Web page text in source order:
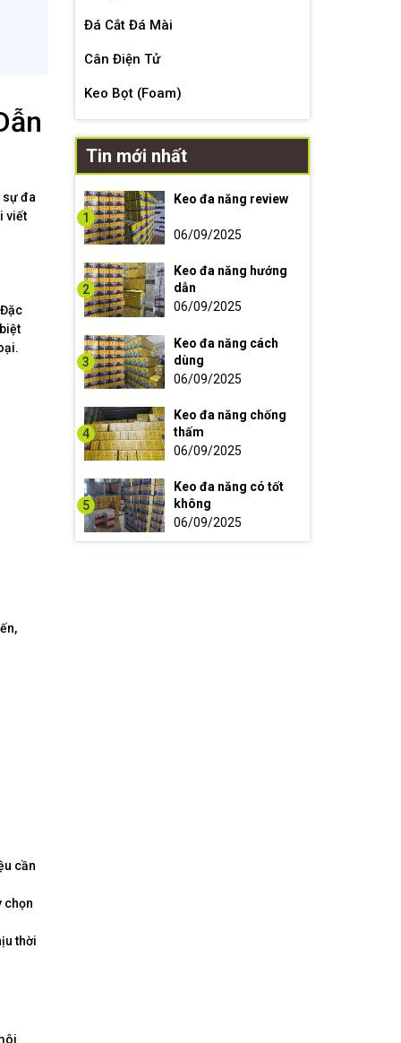
sự đa
viết
cần
chọn
thời
Đá Cắt Đá Mài
Cân Điện Tử
Keo Bọt (Foam)
Tin mới nhất
1
Keo đa năng review
06/09/2025
2
Keo đa năng hướng
dẫn
06/09/2025
3
Keo đa năng cách
dùng
06/09/2025
4
Keo đa năng chống
thấm
06/09/2025
5
Keo đa năng có tốt
không
06/09/2025